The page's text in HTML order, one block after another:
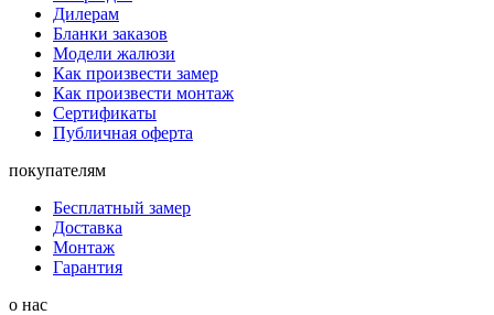
Дилерам
Бланки заказов
Модели жалюзи
Как произвести замер
Как произвести монтаж
Сертификаты
Публичная оферта
покупателям
Бесплатный замер
Доставка
Монтаж
Гарантия
о нас